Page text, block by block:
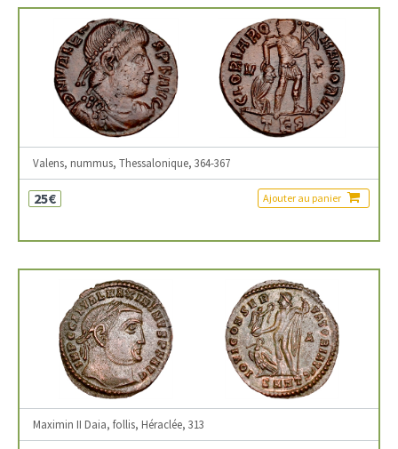
Valens, nummus, Thessalonique, 364-367
25€ Ajouter au panier
Maximin II Daia, follis, Héraclée, 313